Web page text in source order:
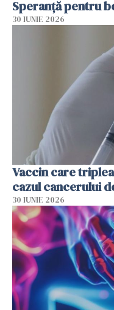
Speranță pentru
30 IUNIE 2026
Vaccin care
cazul cancerului
30 IUNIE 2026